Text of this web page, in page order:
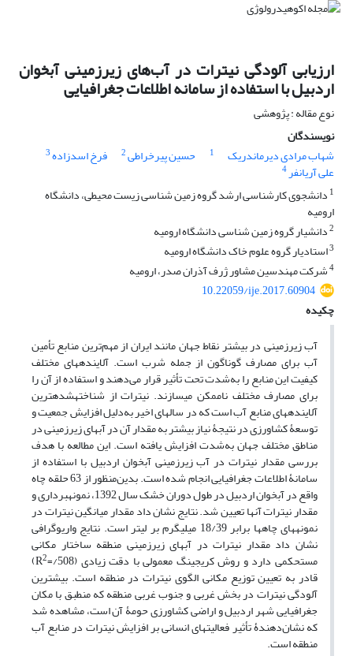
ارزیابی آلودگی نیترات در آب‌های زیرزمینی آبخوان
اردبیل با استفاده از سامانه اطلاعات جغرافیایی
نوع مقاله : پژوهشی
نویسندگان
شهاب مرادی دیرماندریک
1 حسین پیرخراطی2 فرخ اسدزاده3
علی آریانفر4
1 دانشجوی کارشناسی ارشد گروه زمین ‏شناسی زیست‏ محیطی، دانشگاه
ارومیه
2دانشیار گروه زمین ‏شناسی دانشگاه ارومیه
3استادیار گروه علوم خاک دانشگاه ارومیه
4شرکت مهندسین مشاور ژرف ‏آذران صدر، ارومیه
10.22059/ije.2017.60904
چکیده
آب زیرزمینی در بیشتر نقاط جهان مانند ایران از مهم‌ترین منابع تأمین
آب برای مصارف گوناگون از جمله شرب است. آلاینده‏های مختلف
کیفیت این منابع را به‌شدت تحت تأثیر قرار می‌دهند و استفاده از آن را
برای مصارف مختلف ناممکن می‏سازند. نیترات از شناخته‏شده‏ترین
آلاینده‏های منابع آب است که در سال‏های اخیر به‌دلیل افزایش جمعیت و
توسعۀ کشاورزی در نتیجۀ نیاز بیشتر به مقدار آن در آب‏های زیرزمینی در
مناطق مختلف جهان به‌شدت افزایش یافته است. این مطالعه با هدف
بررسی مقدار نیترات در آب زیرزمینی آبخوان اردبیل با استفاده از
سامانۀ اطلاعات جغرافیایی انجام شده است. بدین‌منظور از 63 حلقه چاه
واقع در آبخوان اردبیل در طول دوران خشک سال 1392، نمونه‏برداری و
مقدار نیترات آنها تعیین شد. نتایج نشان داد مقدار میانگین نیترات در
نمونه‏های چاه‏ها برابر 18/39 میلی‏گرم بر لیتر است. نتایج واریوگرافی
نشان داد مقدار نیترات در آب‏های زیرزمینی منطقه ساختار مکانی
مستحکمی دارد و روش کریجینگ معمولی با دقت زیادی (508/=R 2
)
قادر به تعیین توزیع مکانی الگوی نیترات در منطقه است. بیشترین
آلودگی نیترات در بخش غربی و جنوب غربی منطقه که منطبق با مکان
جغرافیایی شهر اردبیل و اراضی کشاورزی حومۀ آن است، مشاهده شد
که نشان‌دهندۀ تأثیر فعالیت‏های انسانی بر افزایش نیترات در منابع آب
منطقه است.